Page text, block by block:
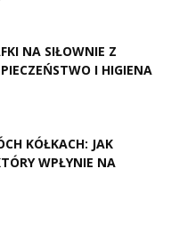
NA SIŁOWNIE Z
I HIGIENA
KÓŁKACH: JAK
WPŁYNIE NA